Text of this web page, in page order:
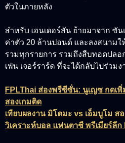
ตัวในภายหลัง
สำหรับ เฮนเดอร์สัน ย้ายมาจาก ซั
ค่าตัว 20 ล้านปอนด์ และลงสนามใ
รวมทุกรายการ รวมถึงสืบทอดปล
เฟ่น เจอร์ราร์ด ที่จะได้กลับไปร่วม
FPLThai ส่องพรีซีซั่น: นูเญซ กดเ
สองเกมติด
เทียบผลงาน มิโตมะ vs เอ็มบูโม ส
วิเคราะห์บอล แฟนตาซี พรีเมียร์ลีก